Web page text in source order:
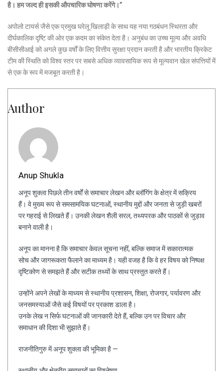
है। हम जल्द ही इसकी औपचारिक घोषणा करेंगे।”
अपोलो टायर्स जैसे एक प्रमुख घरेलू खिलाड़ी के साथ यह नया गठबंधन स्थिरता और
दीर्घकालिक दृष्टि की ओर एक कदम का संकेत देता है। अनुबंध का उच्च मूल्य और अवधि
बीसीसीआई को अगले कुछ वर्षों के लिए वित्तीय सुरक्षा प्रदान करती है और भारतीय क्रिकेट
टीम की स्थिति को विश्व स्तर पर सबसे अधिक व्यावसायिक रूप से मूल्यवान खेल संपत्तियों में
से एक के रूप में मजबूत करती है।
Author
Anup Shukla
अनूप शुक्ला पिछले तीन वर्षों से समाचार लेखन और ब्लॉगिंग के क्षेत्र में सक्रिय
हैं। वे मुख्य रूप से समसामयिक घटनाओं, स्थानीय मुद्दों और जनता से जुड़ी खबरों
पर गहराई से लिखते हैं। उनकी लेखन शैली सरल, तथ्यपरक और पाठकों से जुड़ाव
बनाने वाली है।
अनूप का मानना है कि समाचार केवल सूचना नहीं, बल्कि समाज में सकारात्मक
सोच और जागरूकता फैलाने का माध्यम है। यही वजह है कि वे हर विषय को निष्पक्ष
दृष्टिकोण से समझते हैं और सटीक तथ्यों के साथ प्रस्तुत करते हैं।
उन्होंने अपने लेखों के माध्यम से स्थानीय प्रशासन, शिक्षा, रोजगार, पर्यावरण और
जनसमस्याओं जैसे कई विषयों पर प्रकाश डाला है।
उनके लेख न सिर्फ घटनाओं की जानकारी देते हैं, बल्कि उन पर विचार और
समाधान की दिशा भी सुझाते हैं।
राजनीतिगुरु में अनूप शुक्ला की भूमिका है —